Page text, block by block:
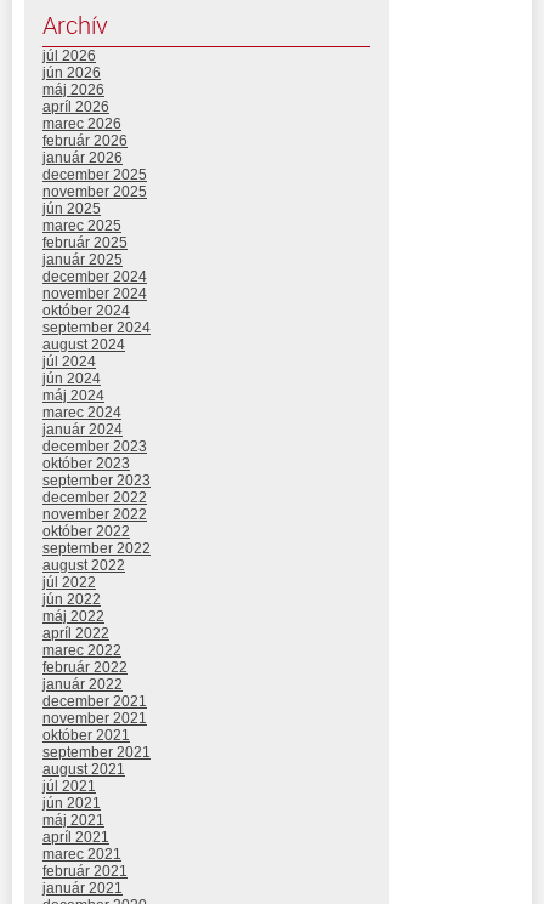
Archív
júl 2026
jún 2026
máj 2026
apríl 2026
marec 2026
február 2026
január 2026
december 2025
november 2025
jún 2025
marec 2025
február 2025
január 2025
december 2024
november 2024
október 2024
september 2024
august 2024
júl 2024
jún 2024
máj 2024
marec 2024
január 2024
december 2023
október 2023
september 2023
december 2022
november 2022
október 2022
september 2022
august 2022
júl 2022
jún 2022
máj 2022
apríl 2022
marec 2022
február 2022
január 2022
december 2021
november 2021
október 2021
september 2021
august 2021
júl 2021
jún 2021
máj 2021
apríl 2021
marec 2021
február 2021
január 2021